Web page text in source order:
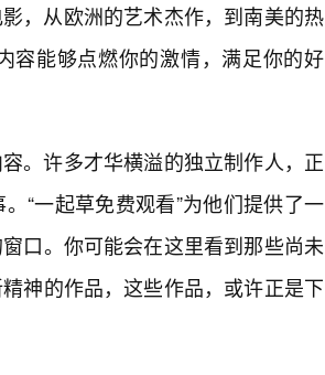
，从欧洲的艺术杰作，到南美的热
容能够点燃你的激情，满足你的好
。许多才华横溢的独立制作人，正
“一起草免费观看”为他们提供了一
口。你可能会在这里看到那些尚未
神的作品，这些作品，或许正是下